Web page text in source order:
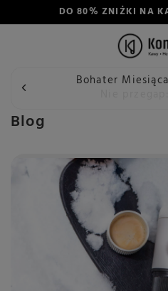
DO 80% ZNIŻKI NA
Bohater
Wstecz Konesso Blog
Blog